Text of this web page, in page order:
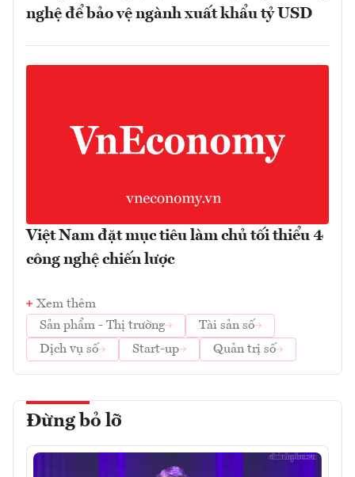
nghệ để bảo vệ ngành xuất khẩu tỷ USD
Việt Nam đặt mục tiêu làm chủ tối thiểu 4
công nghệ chiến lược
Xem thêm
Sản phẩm - Thị trường
Tài sản số
Dịch vụ số
Start-up Quản trị số
Đừng bỏ lỡ